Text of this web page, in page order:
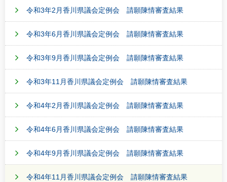
令和3年2月香川県議会定例会 請願陳情審査結果
令和3年6月香川県議会定例会 請願陳情審査結果
令和3年9月香川県議会定例会 請願陳情審査結果
令和3年11月香川県議会定例会 請願陳情審査結果
令和4年2月香川県議会定例会 請願陳情審査結果
令和4年6月香川県議会定例会 請願陳情審査結果
令和4年9月香川県議会定例会 請願陳情審査結果
令和4年11月香川県議会定例会 請願陳情審査結果